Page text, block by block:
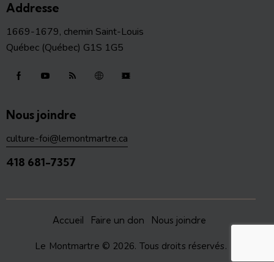
Addresse
1669-1679, chemin Saint-Louis
Québec (Québec) G1S 1G5
Nous joindre
culture-foi@lemontmartre.ca
418 681-7357
Accueil Faire un don Nous joindre
Le Montmartre © 2026. Tous droits réservés.